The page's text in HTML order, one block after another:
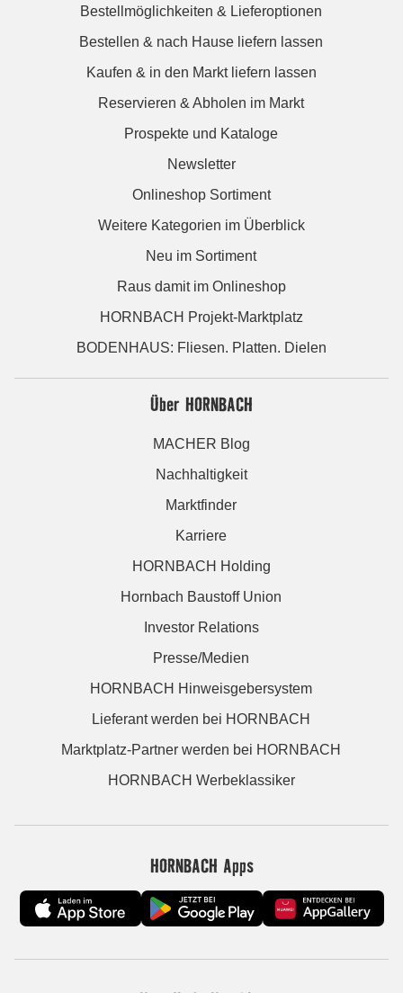
Bestellmöglichkeiten & Lieferoptionen
Bestellen & nach Hause liefern lassen
Kaufen & in den Markt liefern lassen
Reservieren & Abholen im Markt
Prospekte und Kataloge
Newsletter
Onlineshop Sortiment
Weitere Kategorien im Überblick
Neu im Sortiment
Raus damit im Onlineshop
HORNBACH Projekt-Marktplatz
BODENHAUS: Fliesen. Platten. Dielen
Über HORNBACH
MACHER Blog
Nachhaltigkeit
Marktfinder
Karriere
HORNBACH Holding
Hornbach Baustoff Union
Investor Relations
Presse/Medien
HORNBACH Hinweisgebersystem
Lieferant werden bei HORNBACH
Marktplatz-Partner werden bei HORNBACH
HORNBACH Werbeklassiker
HORNBACH Apps